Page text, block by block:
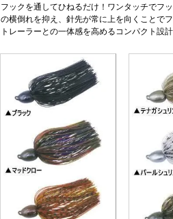
フックを通してひねるだけ！ワンタッチでフ
の横倒れを抑え、針先が常に上を向くことで
トレーラーとの一体感を高めるコンパクト設計